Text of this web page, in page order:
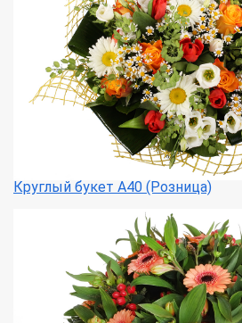
Круглый букет А40 (Розница)